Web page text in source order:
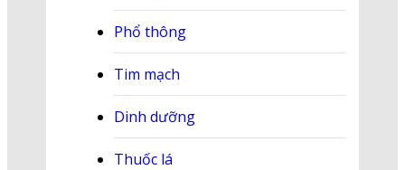
Phổ thông
Tim mạch
Dinh dưỡng
Thuốc lá